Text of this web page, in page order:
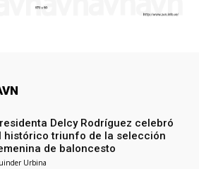
Delcy Rodríguez celebró
histórico triunfo de la selección
de baloncesto
Urbina